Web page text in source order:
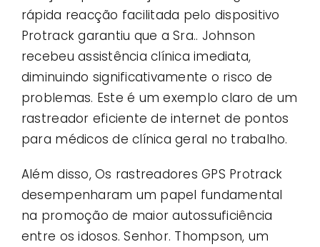
rápida reacção facilitada pelo dispositivo
Protrack garantiu que a Sra.. Johnson
recebeu assistência clínica imediata,
diminuindo significativamente o risco de
problemas. Este é um exemplo claro de um
rastreador eficiente de internet de pontos
para médicos de clínica geral no trabalho.
Além disso, Os rastreadores GPS Protrack
desempenharam um papel fundamental
na promoção de maior autossuficiência
entre os idosos. Senhor. Thompson, um